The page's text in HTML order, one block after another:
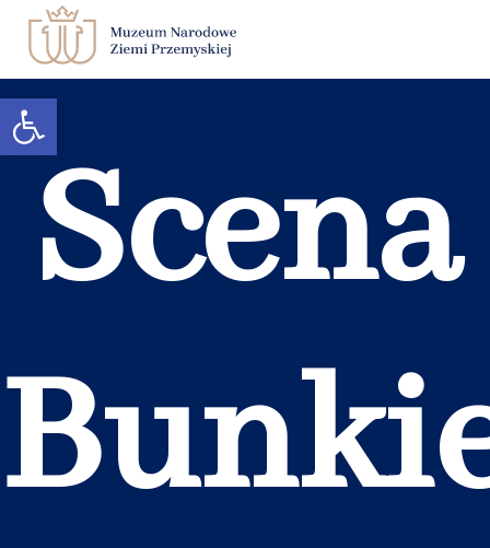
Otwórz pasek narzędzi
Edukacja
Księgarnia
Scena